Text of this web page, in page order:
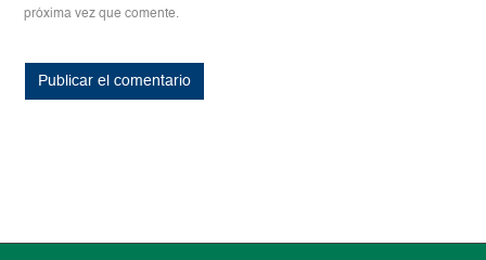
próxima vez que comente.